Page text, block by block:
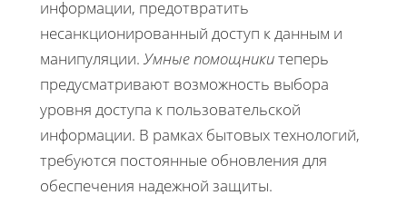
информации, предотвратить
несанкционированный доступ к данным и
манипуляции.Умные помощникитеперь
предусматривают возможность выбора
уровня доступа к пользовательской
информации. В рамках бытовых технологий,
требуются постоянные обновления для
обеспечения надежной защиты.